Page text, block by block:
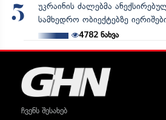
5
უკრაინის ძალებმა
სამხედრო ობიექტებზე
4782ნახვა
ჩვენს შესახებ